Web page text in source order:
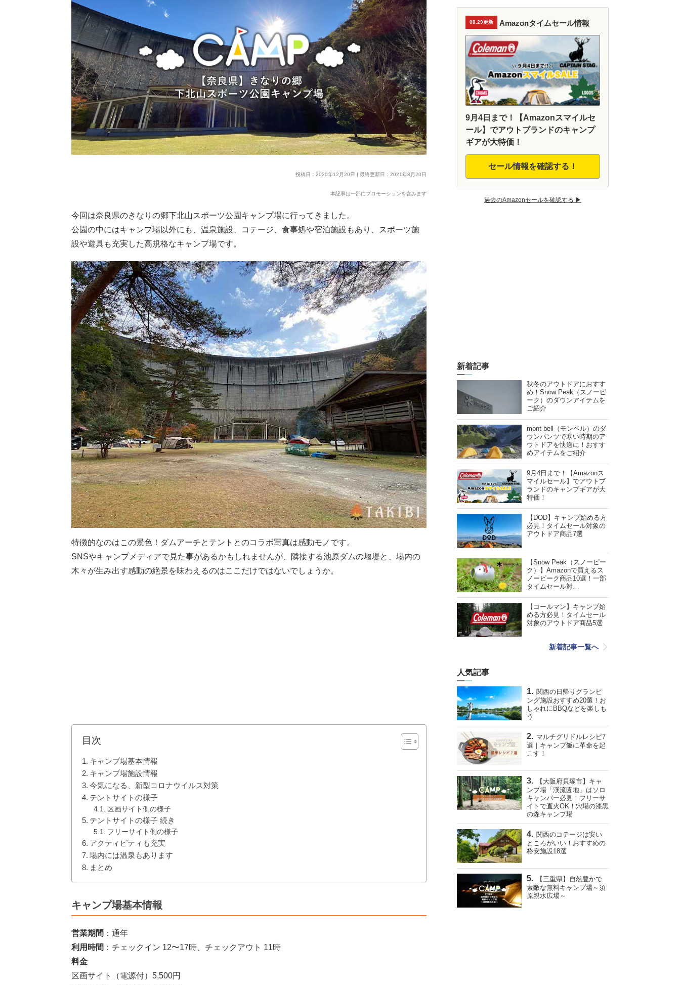
投稿日：2020年12月20日 | 最終更新日：2021年8月20日
本記事は一部にプロモーションを含みます
今回は奈良県のきなりの郷下北山スポーツ公園キャンプ場に行ってきました。
公園の中にはキャンプ場以外にも、温泉施設、コテージ、食事処や宿泊施設もあり、スポーツ施
設や遊具も充実した高規格なキャンプ場です。
特徴的なのはこの景色！ダムアーチとテントとのコラボ写真は感動モノです。
SNSやキャンプメディアで見た事があるかもしれませんが、隣接する池原ダムの堰堤と、場内の
木々が生み出す感動の絶景を味わえるのはここだけではないでしょうか。
目次
キャンプ場基本情報
キャンプ場施設情報
今気になる、新型コロナウイルス対策
テントサイトの様子
区画サイト側の様子
テントサイトの様子 続き
フリーサイト側の様子
アクティビティも充実
場内には温泉もあります
まとめ
キャンプ場基本情報
営業期間 ：通年
利用時間 ：チェックイン 12〜17時、チェックアウト 11時
料金
区画サイト（電源付）5,500円
08.29更新 Amazonタイムセール情報
9月4日まで！【Amazonスマイルセ
ール】でアウトブランドのキャンプ
ギアが大特価！
セール情報を確認する！
過去のAmazonセールを確認する ▶︎
新着記事
秋冬のアウトドアにおすす
め！Snow Peak（スノーピ
ーク）のダウンアイテムを
ご紹介
mont-bell（モンベル）のダ
ウンパンツで寒い時期のア
ウトドアを快適に！おすす
めアイテムをご紹介
9月4日まで！【Amazonス
マイルセール】でアウトブ
ランドのキャンプギアが大
特価！
【DOD】キャンプ始める方
必見！タイムセール対象の
アウトドア商品7選
【Snow Peak（スノーピー
ク）】Amazonで買えるス
ノーピーク商品10選！一部
タイムセール対…
【コールマン】キャンプ始
める方必見！タイムセール
対象のアウトドア商品5選
新着記事一覧へ
人気記事
関西の日帰りグランピ
ング施設おすすめ20選！お
しゃれにBBQなどを楽しも
う
マルチグリドルレシピ7
選｜キャンプ飯に革命を起
こす！
【大阪府貝塚市】キャ
ンプ場「渓流園地」はソロ
キャンパー必見！フリーサ
イトで直火OK！穴場の漆黒
の森キャンプ場
関西のコテージは安い
ところがいい！おすすめの
格安施設18選
【三重県】自然豊かで
素敵な無料キャンプ場～須
原親水広場～